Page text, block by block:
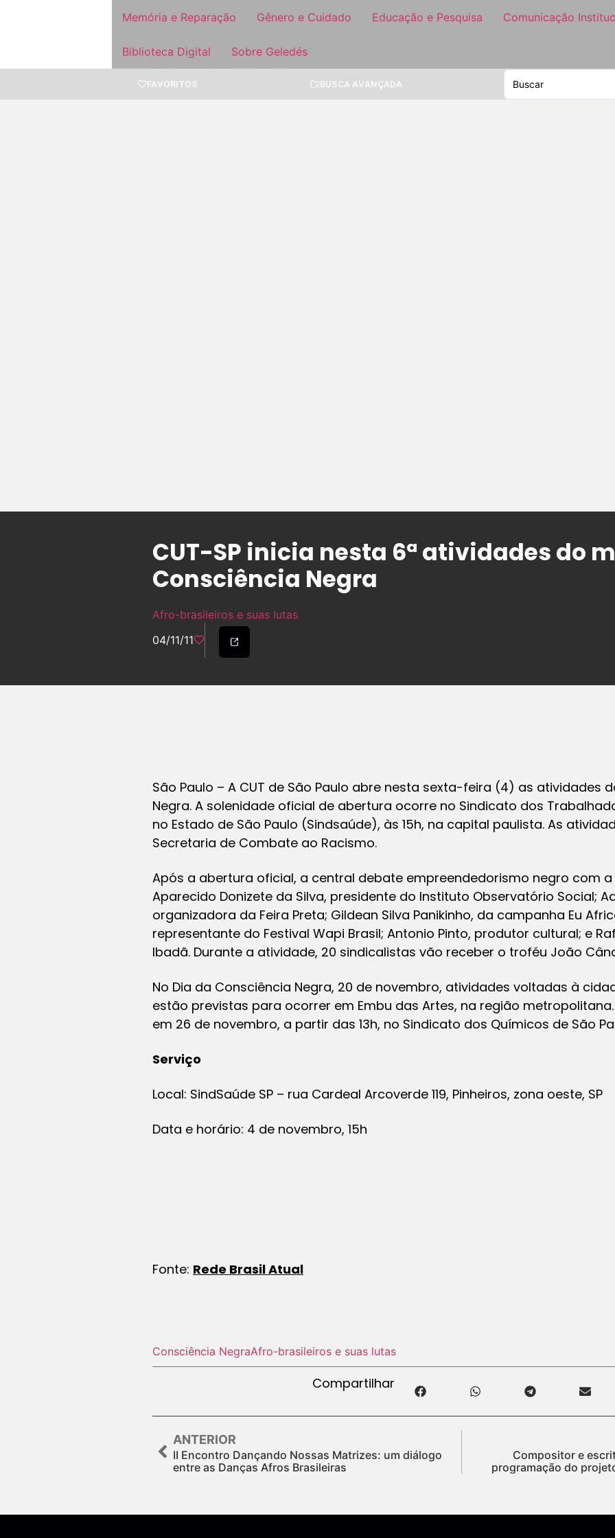
Memória e Reparação Gênero e Cuidado Educação e Pesquisa Comunicação
Biblioteca Digital Sobre Geledés
FAVORITOS BUSCA AVANÇADA
CUT-SP inicia nesta 6ª atividades do
Consciência Negra
Afro-brasileiros e suas lutas
04/11/11
São Paulo – A CUT de São Paulo abre nesta sexta-feira (4) as atividades
Negra. A solenidade oficial de abertura ocorre no Sindicato dos
no Estado de São Paulo (Sindsaúde), às 15h, na capital paulista. As
Secretaria de Combate ao Racismo.
Após a abertura oficial, a central debate empreendedorismo negro com
Aparecido Donizete da Silva, presidente do Instituto Observatório Social;
organizadora da Feira Preta; Gildean Silva Panikinho, da campanha Eu
representante do Festival Wapi Brasil; Antonio Pinto, produtor cultural; e
Ibadã. Durante a atividade, 20 sindicalistas vão receber o troféu João
No Dia da Consciência Negra, 20 de novembro, atividades voltadas à
estão previstas para ocorrer em Embu das Artes, na região
em 26 de novembro, a partir das 13h, no Sindicato dos Químicos de São
Serviço
Local: SindSaúde SP – rua Cardeal Arcoverde 119, Pinheiros, zona oeste, SP
Data e horário: 4 de novembro, 15h
Fonte: Rede Brasil Atual
Consciência NegraAfro-brasileiros e suas lutas
Compartilhar
ANTERIOR
II Encontro Dançando Nossas Matrizes: um diálogo
entre as Danças Afros Brasileiras
Compositor e
programação do